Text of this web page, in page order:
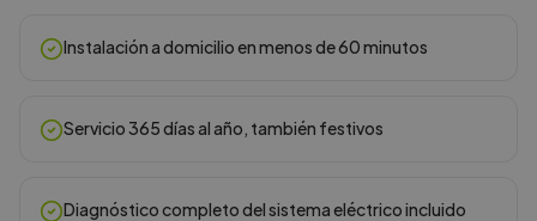
Instalación a domicilio en menos de 60 minutos
Servicio 365 días al año, también festivos
Diagnóstico completo del sistema eléctrico incluido